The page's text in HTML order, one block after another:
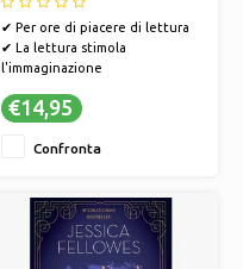
✔ Per ore di piacere di lettura
✔ La lettura stimola
l'immaginazione
verso altri mondi
€14,95
Confronta